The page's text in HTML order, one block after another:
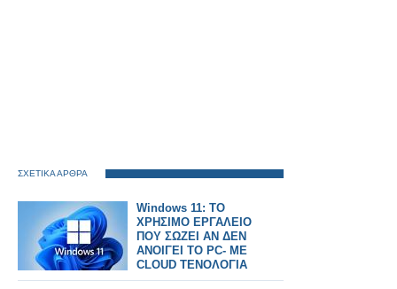
ΣΧΕΤΙΚΑ ΑΡΘΡΑ
Windows 11: ΤΟ
ΧΡΗΣΙΜΟ ΕΡΓΑΛΕΙΟ
ΠΟΥ ΣΩΖΕΙ ΑΝ ΔΕΝ
ΑΝΟΙΓΕΙ ΤΟ PC- ΜΕ
CLOUD ΤΕΝΟΛΟΓΙΑ